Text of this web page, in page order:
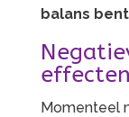
balans
Momenteel